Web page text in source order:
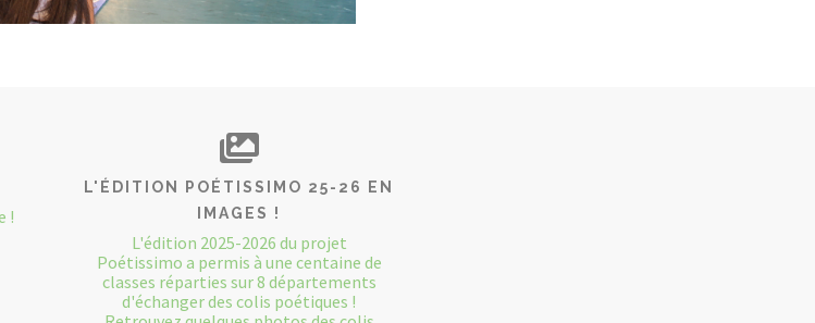
!
L'ÉDITION POÉTISSIMO 25-26 EN
IMAGES !
L'édition 2025-2026 du projet
Poétissimo a permis à une centaine de
classes réparties sur 8 départements
d'échanger des colis poétiques !